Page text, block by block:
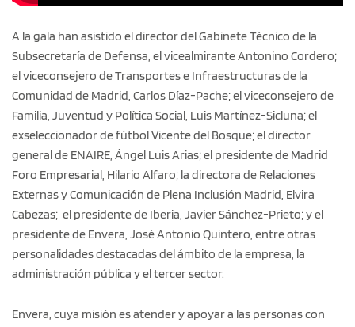
A la gala han asistido el director del Gabinete Técnico de la
Subsecretaría de Defensa, el vicealmirante Antonino Cordero;
el viceconsejero de Transportes e Infraestructuras de la
Comunidad de Madrid, Carlos Díaz-Pache; el viceconsejero de
Familia, Juventud y Política Social, Luis Martínez-Sicluna; el
exseleccionador de fútbol Vicente del Bosque; el director
general de ENAIRE, Ángel Luis Arias; el presidente de Madrid
Foro Empresarial, Hilario Alfaro; la directora de Relaciones
Externas y Comunicación de Plena Inclusión Madrid, Elvira
Cabezas; el presidente de Iberia, Javier Sánchez-Prieto; y el
presidente de Envera, José Antonio Quintero, entre otras
personalidades destacadas del ámbito de la empresa, la
administración pública y el tercer sector.
Envera, cuya misión es atender y apoyar a las personas con